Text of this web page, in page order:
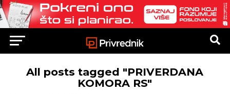
All posts tagged "PRIVERDANA
KOMORA RS"